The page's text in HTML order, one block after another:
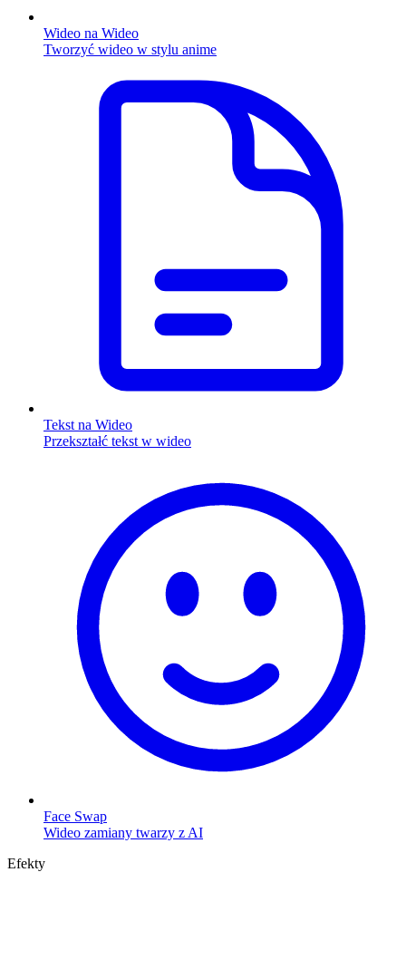
Wideo na Wideo
Tworzyć wideo w stylu anime
Tekst na Wideo
Przekształć tekst w wideo
Face Swap
Wideo zamiany twarzy z AI
Efekty